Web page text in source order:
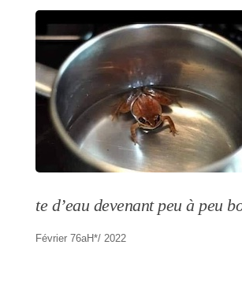
te d’eau devenant peu à peu
Février 76aH*/ 2022